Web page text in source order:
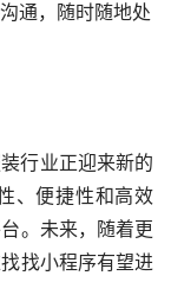
通，随时随地处
行业正迎来新的
、便捷性和高效
。未来，随着更
找小程序有望进